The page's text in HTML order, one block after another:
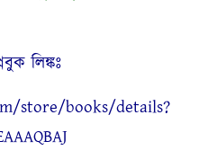
লিঙ্কঃ
store/books/details?